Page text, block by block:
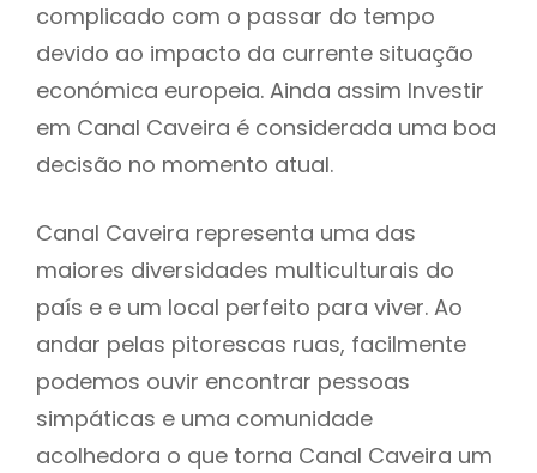
complicado com o passar do tempo
devido ao impacto da currente situação
económica europeia. Ainda assim Investir
em Canal Caveira é considerada uma boa
decisão no momento atual.
Canal Caveira representa uma das
maiores diversidades multiculturais do
país e e um local perfeito para viver. Ao
andar pelas pitorescas ruas, facilmente
podemos ouvir encontrar pessoas
simpáticas e uma comunidade
acolhedora o que torna Canal Caveira um